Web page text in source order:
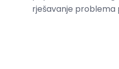
rješavanje problema